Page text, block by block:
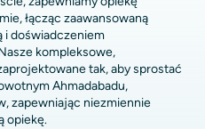
łącząc zaawansowaną
i doświadczeniem
kompleksowe,
tak, aby sprostać
Ahmadabadu,
zapewniając niezmiennie
opiekę.